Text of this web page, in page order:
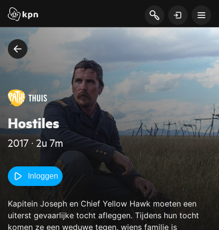
Hostiles
2017 ‧ 2u 7m
Inloggen
Kapitein Joseph en Chief Yellow Hawk moeten een
uiterst gevaarlijke tocht afleggen. Tijdens hun tocht
komen ze een weduwe tegen, wiens familie is